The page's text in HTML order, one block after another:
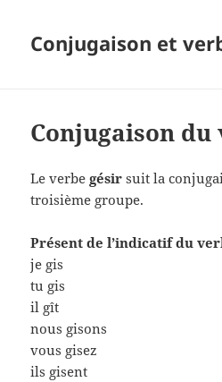
Conjugaison et
Conjugaison
Le verbe gésir suit la
troisième groupe.
Présent de l’indicatif du
je gis
tu gis
il gît
nous gisons
vous gisez
ils gisent